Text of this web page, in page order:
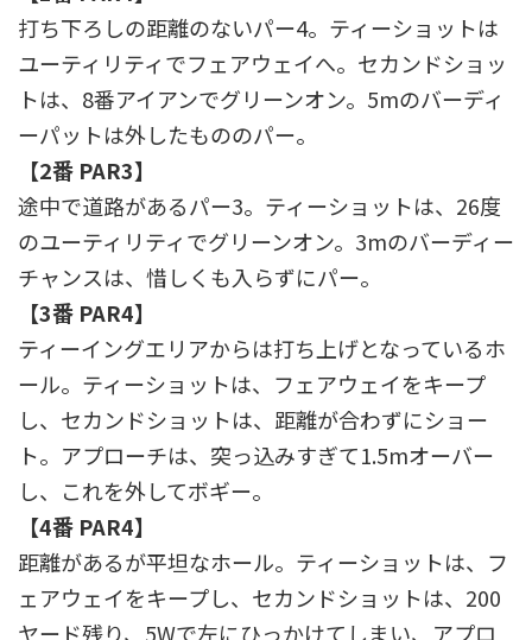
打ち下ろしの距離のないパー4。ティーショットは
ユーティリティでフェアウェイへ。セカンドショッ
トは、8番アイアンでグリーンオン。5mのバーディ
ーパットは外したもののパー。
【2番 PAR3】
途中で道路があるパー3。ティーショットは、26度
のユーティリティでグリーンオン。3mのバーディー
チャンスは、惜しくも入らずにパー。
【3番 PAR4】
ティーイングエリアからは打ち上げとなっているホ
ール。ティーショットは、フェアウェイをキープ
し、セカンドショットは、距離が合わずにショー
ト。アプローチは、突っ込みすぎて1.5mオーバー
し、これを外してボギー。
【4番 PAR4】
距離があるが平坦なホール。ティーショットは、フ
ェアウェイをキープし、セカンドショットは、200
ヤード残り、5Wで左にひっかけてしまい、アプロ